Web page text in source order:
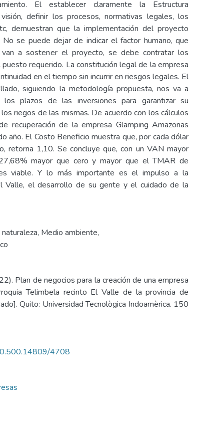
El establecer claramente la Estructura
visión, definir los procesos, normativas legales, los
demuestran que la implementación del proyecto
se puede dejar de indicar el factor humano, que
a sostener el proyecto, se debe contratar los
requerido. La constitución legal de la empresa
en el tiempo sin incurrir en riesgos legales. El
siguiendo la metodología propuesta, nos va a
los plazos de las inversiones para garantizar su
riegos de las mismas. De acuerdo con los cálculos
recuperación de la empresa Glamping Amazonas
año. El Costo Beneficio muestra que, por cada dólar
retorna 1,10. Se concluye que, con un VAN mayor
mayor que cero y mayor que el TMAR de
viable. Y lo más importante es el impulso a la
Valle, el desarrollo de su gente y el cuidado de la
, Medio ambiente,
Plan de negocios para la creación de una empresa
Telimbela recinto El Valle de la provincia de
Quito: Universidad Tecnològica Indoamèrica. 150
4708